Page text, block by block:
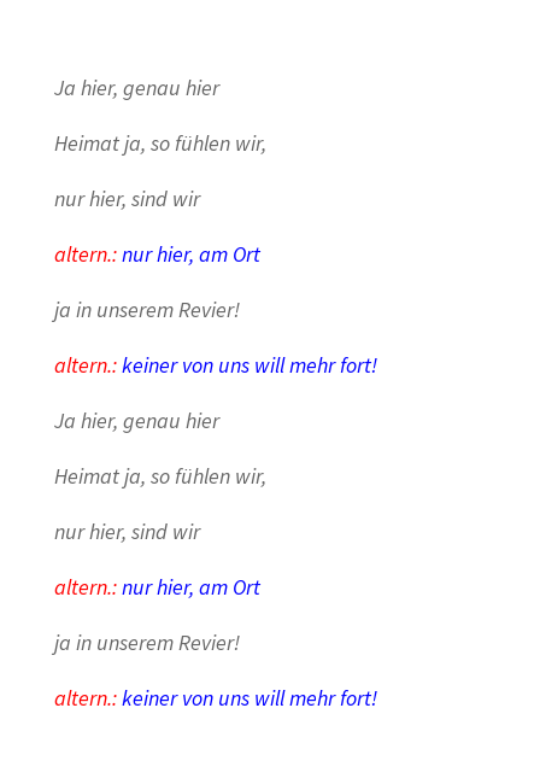
Ja hier, genau hier
Heimat ja, so fühlen wir,
nur hier, sind wir
altern.:nur hier, am Ort
ja in unserem Revier!
altern.:keiner von uns will mehr fort!
Ja hier, genau hier
Heimat ja, so fühlen wir,
nur hier, sind wir
altern.:nur hier, am Ort
ja in unserem Revier!
altern.:keiner von uns will mehr fort!